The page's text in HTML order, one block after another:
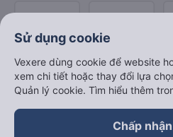
Sử dụng cookie
Vexere dùng cookie để website
xem chi tiết hoặc thay đổi lựa
Quản lý cookie. Tìm hiểu thêm
Chấp